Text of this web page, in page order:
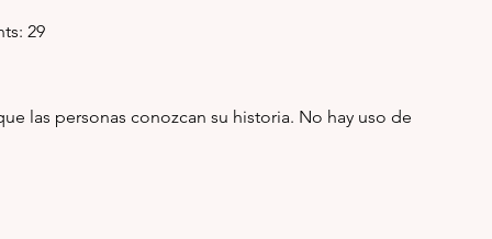
29
las personas conozcan su historia. No hay uso de